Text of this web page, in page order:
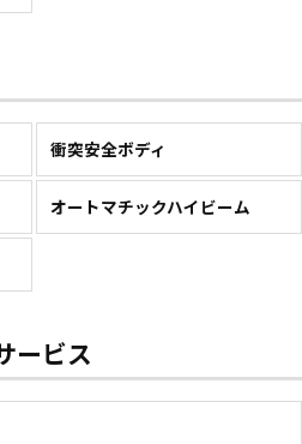
衝突安全ボディ
オートマチックハイビーム
ービス